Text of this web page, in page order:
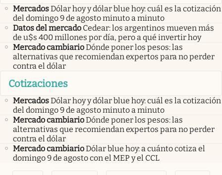
MercadosDólar hoy y dólar blue hoy: cuál es la cotización
del domingo 9 de agosto minuto a minuto
Datos del mercado Cedear: los argentinos mueven más
de u$s 400 millones por día, pero a qué invertir hoy
Mercado cambiarioDónde poner los pesos: las
alternativas que recomiendan expertos para no perder
contra el dólar
Cotizaciones
MercadosDólar hoy y dólar blue hoy: cuál es la cotización
del domingo 9 de agosto minuto a minuto
Mercado cambiarioDónde poner los pesos: las
alternativas que recomiendan expertos para no perder
contra el dólar
Mercado cambiarioDólar blue hoy: a cuánto cotiza el
domingo 9 de agosto con el MEP y el CCL